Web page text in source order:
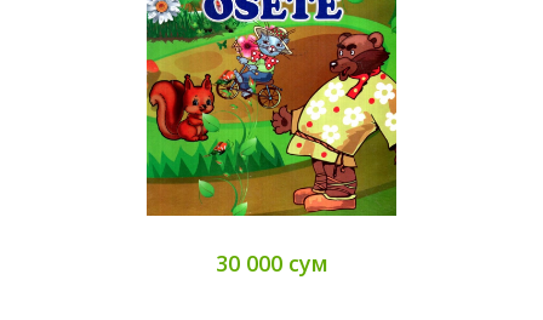
30 000 сум